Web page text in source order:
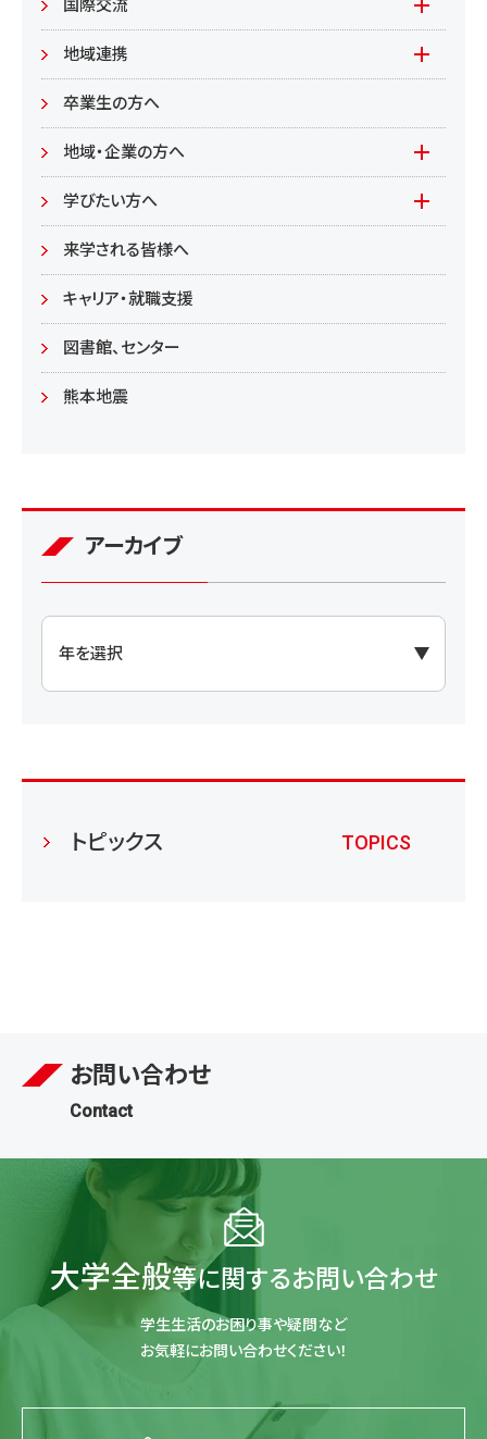
居住環境
食健康
教育/学部・大学院
入試情報(学部)
入試情報(大学院)
国際交流
Global Lounge
地域連携
公開講座
卒業生の方へ
地域・企業の方へ
学びたい方へ(生涯学習)
学びたい方へ
学部
大学院
来学される皆様へ
キャリア・就職支援
図書館、センター
熊本地震
アーカイブ
トピックス TOPICS
お問い合わせ
Contact
大学全般等に関するお問い合わせ
学生生活のお困り事や疑問など
お気軽にお問い合わせください！